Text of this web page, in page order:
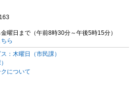
曜日まで（午前8時30分～午後5時15分）
ら
：木曜日（市民課）
について